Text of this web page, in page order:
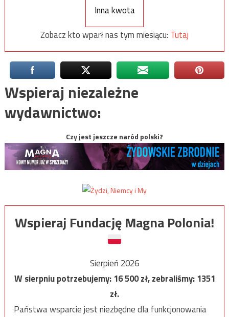
Inna kwota
Zobacz kto wparł nas tym miesiącu: Tutaj
Wspieraj niezależne
wydawnictwo:
Czy jest jeszcze naród polski?
Wspieraj Fundację Magna Polonia!
Sierpień 2026
W sierpniu potrzebujemy:16 500zł, zebraliśmy:1351
zł.
Państwa wsparcie jest niezbędne dla funkcjonowania